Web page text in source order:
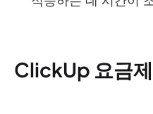
ClickUp 요금제